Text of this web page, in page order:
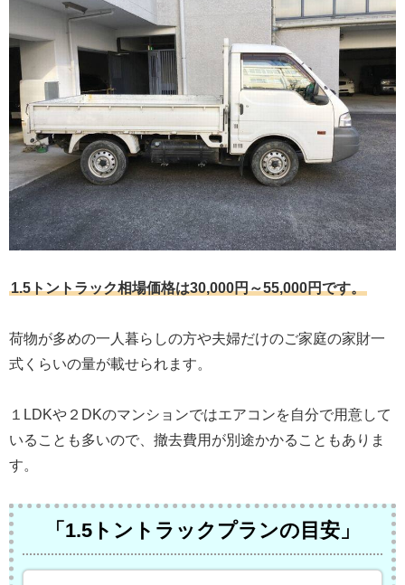
1.5トントラック相場価格は30,000円～55,000円です。
荷物が多めの一人暮らしの方や夫婦だけのご家庭の家財一
式くらいの量が載せられます。
１LDKや２DKのマンションではエアコンを自分で用意して
いることも多いので、撤去費用が別途かかることもありま
す。
「1.5トントラックプランの目安」